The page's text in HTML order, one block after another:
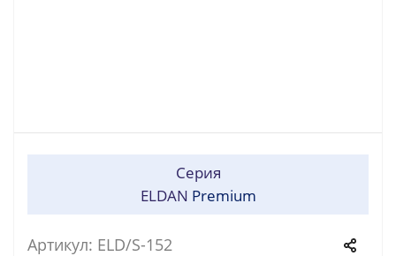
Артикул: ELD/S-152
Серия
ELDAN Premium